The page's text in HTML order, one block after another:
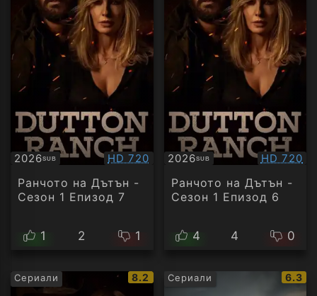
2026SUB
Субтитри Качество:
HD 720
Ранчото на Дътън -
Сезон 1 Епизод 7
1 2 1
2026SUB
Субтитри HD 720
Ранчото на Дътън -
Сезон 1 Епизод 6
4 4 0
Сериали
IMDb
8.2 Сериали
IMDb
6.3